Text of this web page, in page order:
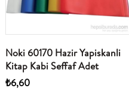
Noki 60170 Hazir Yapiskanli
Kitap Kabi Seffaf Adet
₺6,60